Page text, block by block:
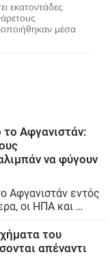
εκατοντάδες
μέσα